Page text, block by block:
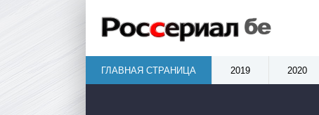
ГЛАВНАЯ СТРАНИЦА 2019 2020